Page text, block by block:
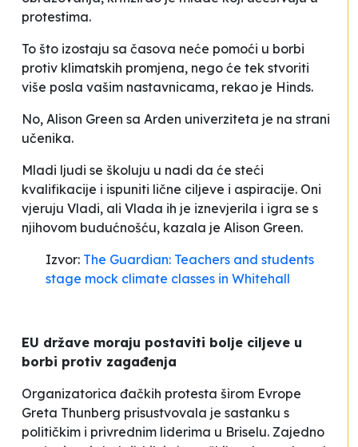
protestima.
To što izostaju sa časova neće pomoći u borbi
protiv klimatskih promjena, nego će tek stvoriti
više posla vašim nastavnicama, rekao je Hinds.
No, Alison Green sa Arden univerziteta je na strani
učenika.
Mladi ljudi se školuju u nadi da će steći
kvalifikacije i ispuniti lične ciljeve i aspiracije. Oni
vjeruju Vladi, ali Vlada ih je iznevjerila i igra se s
njihovom budućnošću, kazala je Alison Green.
Izvor: The Guardian: Teachers and students
stage mock climate classes in Whitehall
EU države moraju postaviti bolje ciljeve u
borbi protiv zagađenja
Organizatorica đačkih protesta širom Evrope
Greta Thunberg prisustvovala je sastanku s
političkim i privrednim liderima u Briselu. Zajedno